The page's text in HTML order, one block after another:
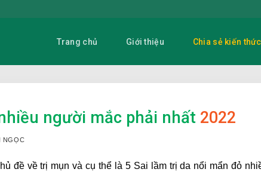
Trang chủ Giới thiệu Chia sẻ kiến thức
người mắc phải nhất 2022
NGỌC
đề về trị mụn và cụ thể là 5 Sai lầm trị da nổi mẩn đỏ